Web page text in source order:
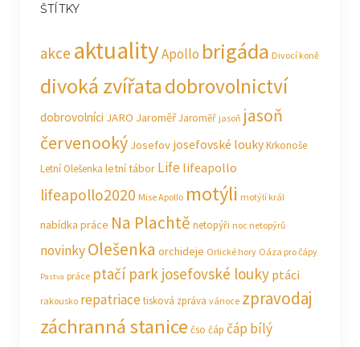
ŠTÍTKY
akce aktualityApollo brigáda Divocí koně
divoká zvířatadobrovolnictví
dobrovolníci JARO JaroměřJaroměř jasoň jasoň
červenooký Josefov josefovské loukyKrkonoše
Letní Olešenka letní tábor Life lifeapollo
lifeapollo2020 Mise Apollo motýli motýlí král
nabídka práce Na Plachtě netopýři noc netopýrů
novinkyOlešenka orchideje Orlické hory Oáza pro čápy
Pastva práce ptačí park josefovské louky ptáci
rakousko repatriacetisková zpráva vánoce zpravodaj
záchranná stanice čso čáp čáp bílý